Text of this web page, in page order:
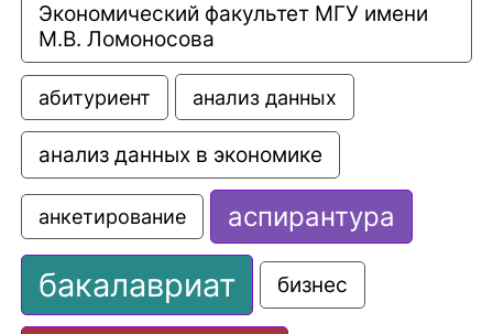
Экономический факультет МГУ имени
М.В. Ломоносова
абитуриент анализ данных
анализ данных в экономике
анкетирование аспирантура
бакалавриат бизнес